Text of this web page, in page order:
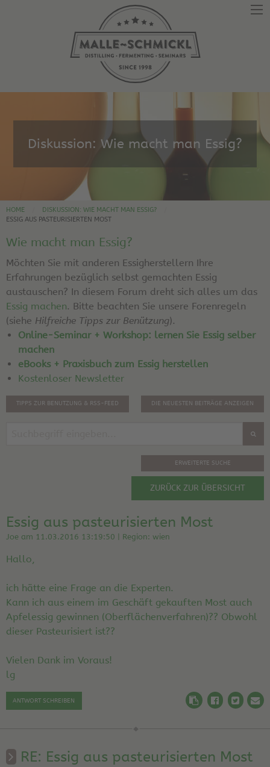
Diskussion: Wie macht man Essig?
HOME
DISKUSSION: WIE MACHT MAN ESSIG?
ESSIG AUS PASTEURISIERTEN MOST
Wie macht man Essig?
Möchten Sie mit anderen Essigherstellern Ihre
Erfahrungen bezüglich selbst gemachten Essig
austauschen? In diesem Forum dreht sich alles um das
Essig machen. Bitte beachten Sie unsere Forenregeln
(siehe Hilfreiche Tipps zur Benützung).
Online-Seminar + Workshop: lernen Sie Essig selber
machen
eBooks + Praxisbuch zum Essig herstellen
Kostenloser Newsletter
TIPPS ZUR BENUTZUNG & RSS-FEED DIE NEUESTEN BEITRÄGE ANZEIGEN
ERWEITERTE SUCHE
ZURÜCK ZUR ÜBERSICHT
Essig aus pasteurisierten Most
Joe am 11.03.2016 13:19:50 | Region: wien
Hallo,
ich hätte eine Frage an die Experten.
Kann ich aus einem im Geschäft gekauften Most auch
Apfelessig gewinnen (Oberflächenverfahren)?? Obwohl
dieser Pasteurisiert ist??
Vielen Dank im Voraus!
lg
ANTWORT SCHREIBEN
RE: Essig aus pasteurisierten Most